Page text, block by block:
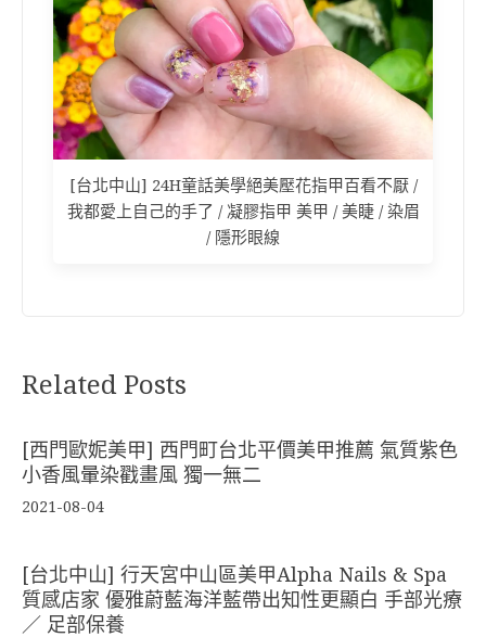
[台北中山] 24H童話美學絕美壓花指甲百看不厭 /
我都愛上自己的手了 / 凝膠指甲 美甲 / 美睫 / 染眉
/ 隱形眼線
Related Posts
[西門歐妮美甲] 西門町台北平價美甲推薦 氣質紫色
小香風暈染戳畫風 獨一無二
2021-08-04
[台北中山] 行天宮中山區美甲Alpha Nails & Spa
質感店家 優雅蔚藍海洋藍帶出知性更顯白 手部光療
／ 足部保養